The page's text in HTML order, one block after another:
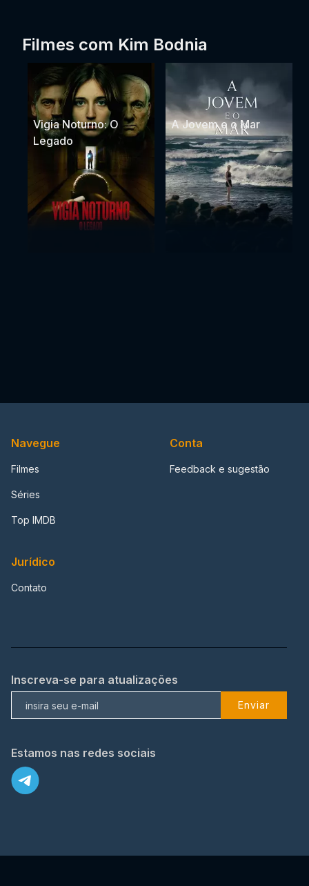
Filmes com Kim Bodnia
Vigia Noturno: O
Legado
A Jovem e o Mar
Navegue
Filmes
Séries
Top IMDB
Conta
Feedback e sugestão
Jurídico
Contato
Inscreva-se para atualizações
Enviar
Estamos nas redes sociais